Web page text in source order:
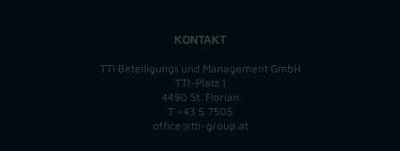
KONTAKT
TTI Beteiligungs und Management GmbH
TTI-Platz 1
4490 St. Florian
T +43 5 7505
office@tti-group.at